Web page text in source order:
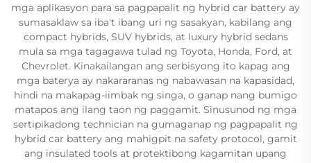
mga aplikasyon para sa pagpapalit ng hybrid car battery ay
sumasaklaw sa iba't ibang uri ng sasakyan, kabilang ang
compact hybrids, SUV hybrids, at luxury hybrid sedans
mula sa mga tagagawa tulad ng Toyota, Honda, Ford, at
Chevrolet. Kinakailangan ang serbisyong ito kapag ang
mga baterya ay nakararanas ng nabawasan na kapasidad,
hindi na makapag-iimbak ng singa, o ganap nang bumigo
matapos ang ilang taon ng paggamit. Sinusunod ng mga
sertipikadong technician na gumaganap ng pagpapalit ng
hybrid car battery ang mahigpit na safety protocol, gamit
ang insulated tools at protektibong kagamitan upang